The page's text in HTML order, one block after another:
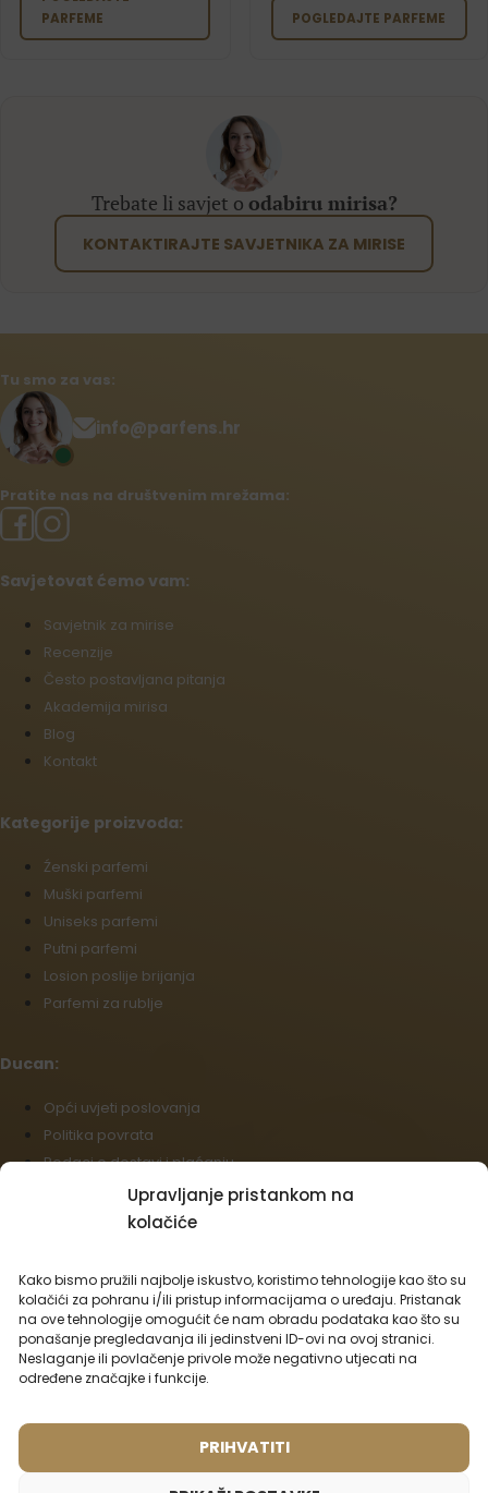
Upravljanje pristankom na
kolačiće
Kako bismo pružili najbolje iskustvo, koristimo tehnologije kao što su
kolačići za pohranu i/ili pristup informacijama o uređaju. Pristanak
na ove tehnologije omogućit će nam obradu podataka kao što su
ponašanje pregledavanja ili jedinstveni ID-ovi na ovoj stranici.
Neslaganje ili povlačenje privole može negativno utjecati na
određene značajke i funkcije.
PRIHVATITI
PARFEME
POGLEDAJTE PARFEME
Trebate li savjet o odabiru mirisa?
KONTAKTIRAJTE SAVJETNIKA ZA MIRISE
Tu smo za vas:
info@parfens.hr
Pratite nas na društvenim mrežama:
Savjetovat ćemo vam:
Savjetnik za mirise
Recenzije
Često postavljana pitanja
Akademija mirisa
Blog
Kontakt
Kategorije proizvoda:
Źenski parfemi
Muški parfemi
Uniseks parfemi
Putni parfemi
Losion poslije brijanja
Parfemi za rublje
Ducan:
Opći uvjeti poslovanja
Politika povrata
Podaci o dostavi i plaćanju
Politika kolačića (EU)
Veleprodaja
Hrvatski
Mogućnosti prijevoza:
© 2026 - Sva prava pridržana.